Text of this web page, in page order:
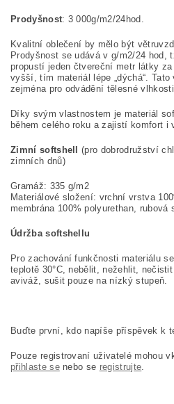
Prodyšnost: 3 000g/m2/24hod.
Kvalitní oblečení by mělo být
Prodyšnost se udává v g/m2/24 hod,
propustí jeden čtvereční metr látky
vyšší, tím materiál lépe „dýchá“.
zejména pro odvádění tělesné vlhkosti.
Díky svým vlastnostem je materiál
během celého roku a zajistí komfort i
Zimní softshell
(pro dobrodružství
zimních dnů)
Gramáž: 335 g/m2
Materiálové složení: vrchní vrstva
membrána 100% polyurethan, rubová
Údržba softshellu
Pro zachování funkčnosti materiálu
teplotě 30°C, nebělit, nežehlit,
aviváž, sušit pouze na nízký stupeň.
Buďte první, kdo napíše příspěvek k
Pouze registrovaní uživatelé mohou
přihlaste senebo se registrujte